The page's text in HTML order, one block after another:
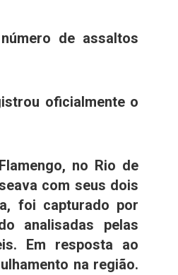
de assaltos
oficialmente o
no Rio de
com seus dois
foi capturado por
analisadas pelas
Em resposta ao
na região.